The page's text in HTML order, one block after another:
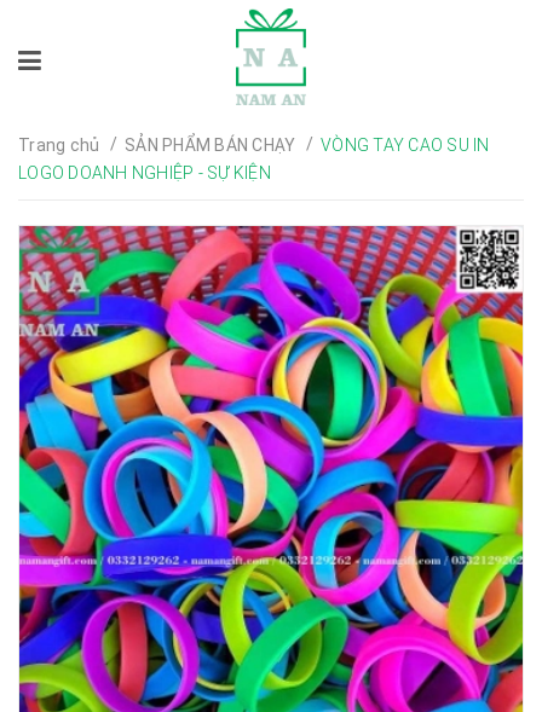
Trang chủ / SẢN PHẨM BÁN CHẠY / VÒNG TAY CAO SU IN
LOGO DOANH NGHIỆP - SỰ KIỆN